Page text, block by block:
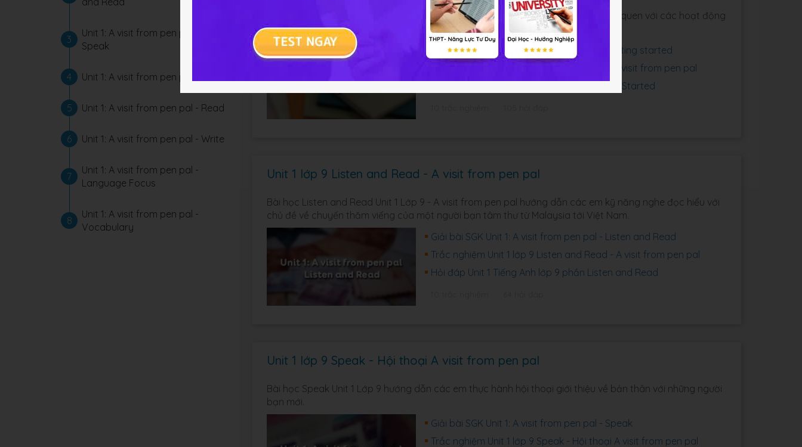
3
Unit 1: A visit from pen pal -
Speak
4 Unit 1: A visit from pen pal - Listen
5 Unit 1: A visit from pen pal - Read
6 Unit 1: A visit from pen pal - Write
7
Unit 1: A visit from pen pal -
Language Focus
8
Unit 1: A visit from pen pal -
Vocabulary
Bài học Getting Started Unit 1 Lớp 9 - A visit from pen pal hướng dẫn các em làm quen với các hoạt động
khi đi thăm thú một nơi mới.
Giải bài SGK Unit 1: A visit from pen pal - Getting started
Trắc nghiệm Unit 1 lớp 9 Getting Started - A visit from pen pal
Hỏi đáp Unit 1 Tiếng Anh lớp 9 phần Getting Started
Unit 1 lớp 9 Listen and Read - A visit from pen pal
Bài học Listen and Read Unit 1 Lớp 9 - A visit from pen pal hướng dẫn các em kỹ năng nghe đọc hiểu với
chủ đề về chuyến thăm viếng của một người bạn tâm thư từ Malaysia tới Việt Nam.
Giải bài SGK Unit 1: A visit from pen pal - Listen and Read
Trắc nghiệm Unit 1 lớp 9 Listen and Read - A visit from pen pal
Hỏi đáp Unit 1 Tiếng Anh lớp 9 phần Listen and Read
Unit 1 lớp 9 Speak - Hội thoại A visit from pen pal
Bài học Speak Unit 1 Lớp 9 hướng dẫn các em thực hành hội thoại giới thiệu về bản thân với những người
bạn mới.
Giải bài SGK Unit 1: A visit from pen pal - Speak
Trắc nghiệm Unit 1 lớp 9 Speak - Hội thoại A visit from pen pal